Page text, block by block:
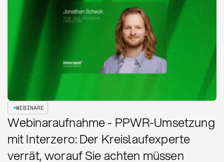
WEBINARE
Webinaraufnahme - PPWR-Umsetzung
mit Interzero: Der Kreislaufexperte
verrät, worauf Sie achten müssen